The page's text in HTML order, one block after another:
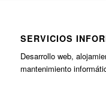
SERVICIOS
Desarrollo web,
mantenimiento